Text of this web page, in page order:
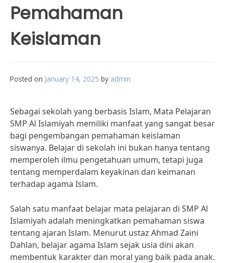
Pemahaman
Keislaman
Posted on January 14, 2025 by admin
Sebagai sekolah yang berbasis Islam, Mata Pelajaran
SMP Al Islamiyah memiliki manfaat yang sangat besar
bagi pengembangan pemahaman keislaman
siswanya. Belajar di sekolah ini bukan hanya tentang
memperoleh ilmu pengetahuan umum, tetapi juga
tentang memperdalam keyakinan dan keimanan
terhadap agama Islam.
Salah satu manfaat belajar mata pelajaran di SMP Al
Islamiyah adalah meningkatkan pemahaman siswa
tentang ajaran Islam. Menurut ustaz Ahmad Zaini
Dahlan, belajar agama Islam sejak usia dini akan
membentuk karakter dan moral yang baik pada anak.